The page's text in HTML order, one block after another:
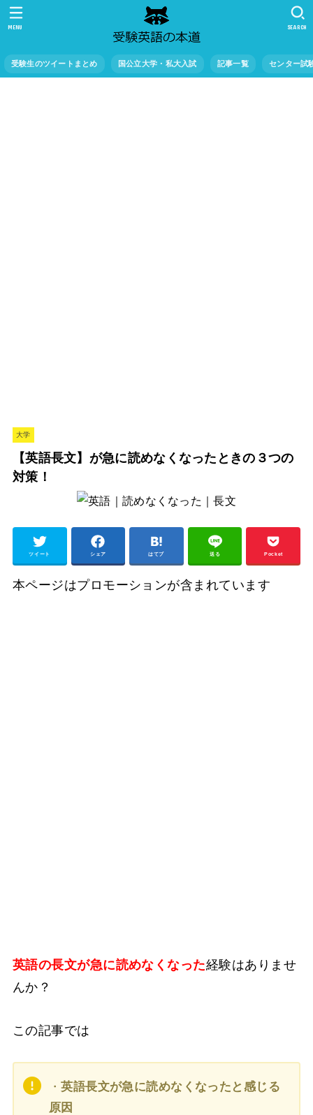
受験生のツイートまとめ 国公立大学・私大入試 記事一覧 センター試
SEARCH
MENU
大学
【英語長文】が急に読めなくなったときの３つの
対策！
ツイート シェア はてブ 送る Pocket
本ページはプロモーションが含まれています
英語の長文が急に読めなくなった経験はありませ
んか？
この記事では
・英語長文が急に読めなくなったと感じる
原因